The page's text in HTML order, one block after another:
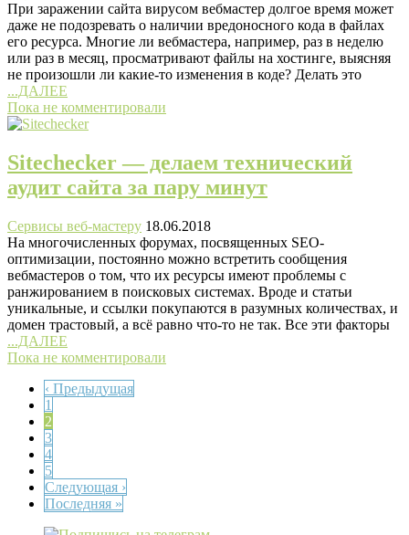
При заражении сайта вирусом вебмастер долгое время может
даже не подозревать о наличии вредоносного кода в файлах
его ресурса. Многие ли вебмастера, например, раз в неделю
или раз в месяц, просматривают файлы на хостинге, выясняя
не произошли ли какие-то изменения в коде? Делать это
...ДАЛЕЕ
Пока не комментировали
Sitechecker — делаем технический
аудит сайта за пару минут
Сервисы веб-мастеру 18.06.2018
На многочисленных форумах, посвященных SEO-
оптимизации, постоянно можно встретить сообщения
вебмастеров о том, что их ресурсы имеют проблемы с
ранжированием в поисковых системах. Вроде и статьи
уникальные, и ссылки покупаются в разумных количествах, и
домен трастовый, а всё равно что-то не так. Все эти факторы
...ДАЛЕЕ
Пока не комментировали
‹ Предыдущая
1
2
3
4
5
Следующая ›
Последняя »